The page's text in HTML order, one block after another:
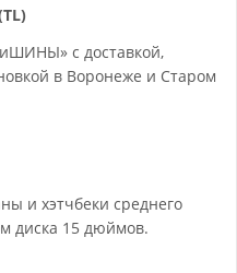
с доставкой,
в Воронеже и Старом
и хэтчбеки среднего
диска 15 дюймов.